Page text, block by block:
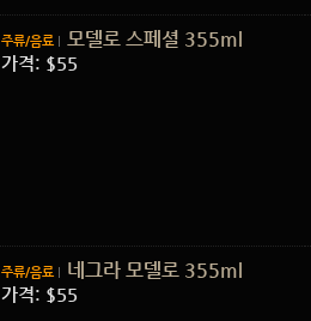
주류/음료 모델로 스페셜 355ml
가격: $55
주류/음료 네그라 모델로 355ml
가격: $55